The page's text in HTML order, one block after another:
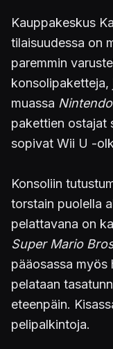
Kauppakeskus
tilaisuudessa on
paremmin
konsolipaketteja,
muassa
pakettien ostajat
sopivat Wii U -
Konsoliin
torstain puolella
pelattavana on
Super Mario
pääosassa myös
pelataan
eteenpäin.
pelipalkintoja.